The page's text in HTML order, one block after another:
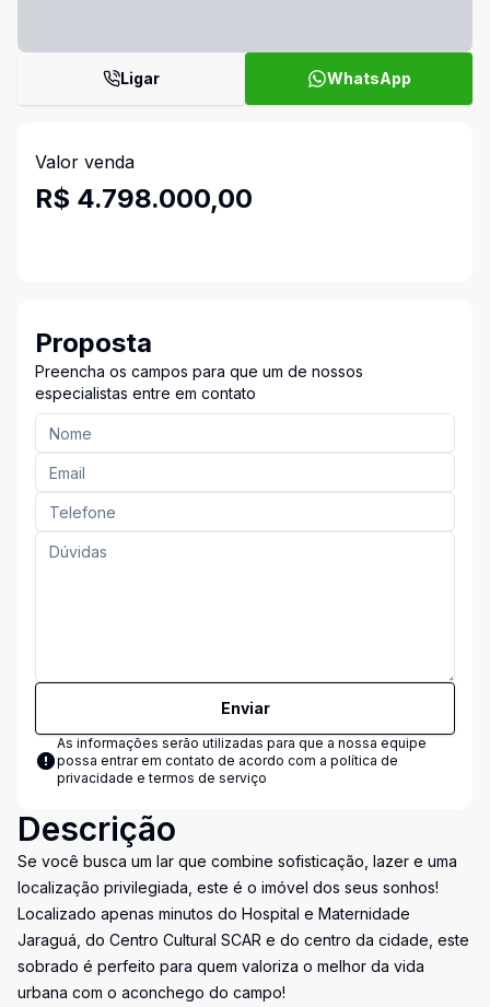
Ligar WhatsApp
Valor venda
R$ 4.798.000,00
Proposta
Preencha os campos para que um de nossos
especialistas entre em contato
Enviar
As informações serão utilizadas para que a nossa equipe
possa entrar em contato de acordo com a política de
privacidade e termos de serviço
Descrição
Se você busca um lar que combine sofisticação, lazer e uma
localização privilegiada, este é o imóvel dos seus sonhos!
Localizado apenas minutos do Hospital e Maternidade
Jaraguá, do Centro Cultural SCAR e do centro da cidade, este
sobrado é perfeito para quem valoriza o melhor da vida
urbana com o aconchego do campo!